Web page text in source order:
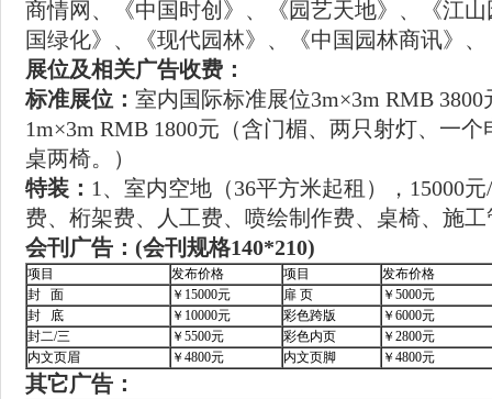
商情网、《中国时创》、《园艺天地》、《江
国绿化》、《现代园林》、《中国园林商讯》
展位及相关广告收费：
标准展位： 室内国际标准展位3m×3m RMB
1m×3m RMB 1800元（含门楣、两只射灯、一
桌两椅。）
特装： 1、室内空地（36平方米起租），15000
费、桁架费、人工费、喷绘制作费、桌椅、施
会刊广告：(会刊规格140*210)
项目 发布价格 项目
发布价格
封 面
￥15000元 扉 页
￥5000元
封 底
￥10000元 彩色跨版
￥6000元
封二/三
￥5500元 彩色内页
￥2800元
内文页眉
￥4800元 内文页脚 ￥4800元
其它广告：